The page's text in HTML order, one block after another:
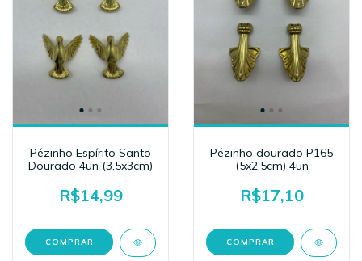
Pézinho Espírito Santo
Dourado 4un (3,5x3cm)
R$14,99
Pézinho dourado P165
(5x2,5cm) 4un
R$17,10